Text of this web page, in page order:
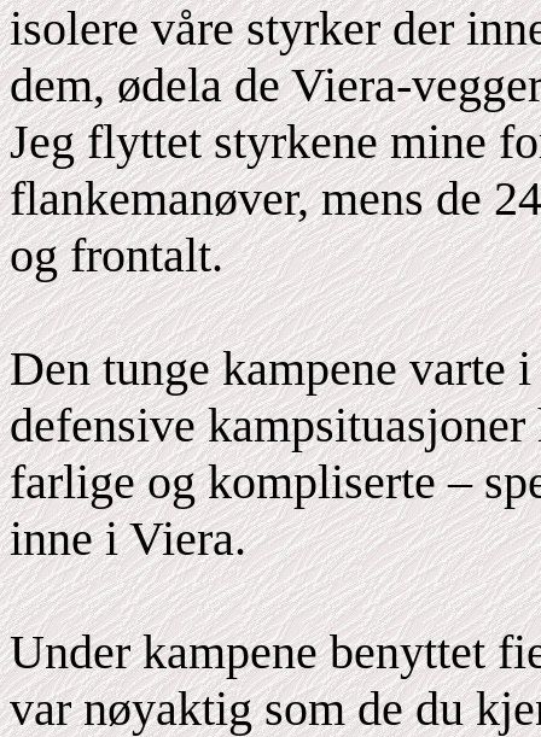
isolere våre styrker der
dem, ødela de Viera-
Jeg flyttet styrkene mine
flankemanøver, mens de
og frontalt.
Den tunge kampene varte
defensive
farlige og kompliserte –
inne i Viera.
Under kampene benyttet
var nøyaktig som de du